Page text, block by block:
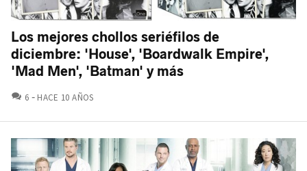
Los mejores chollos seriéfilos de
diciembre: 'House', 'Boardwalk Empire',
'Mad Men', 'Batman' y más
6 COMENTARIOS
HACE 10 AÑOS